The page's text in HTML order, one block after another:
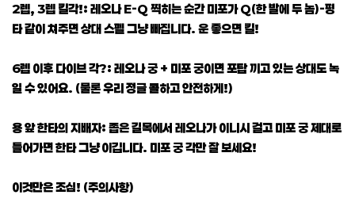
2렙, 3렙 킬각!: 레오나 E-Q 찍히는 순간 미포가 Q(한 발에 두 놈)-평
타 같이 쳐주면 상대 스펠 그냥 빠집니다. 운 좋으면 킬!
6렙 이후 다이브 각?: 레오나 궁 + 미포 궁이면 포탑 끼고 있는 상대도 녹
일 수 있어요. (물론 우리 정글 콜하고 안전하게!)
용 앞 한타의 지배자: 좁은 길목에서 레오나가 이니시 걸고 미포 궁 제대로
들어가면 한타 그냥 이깁니다. 미포 궁 각만 잘 보세요!
이것만은 조심! (주의사항)